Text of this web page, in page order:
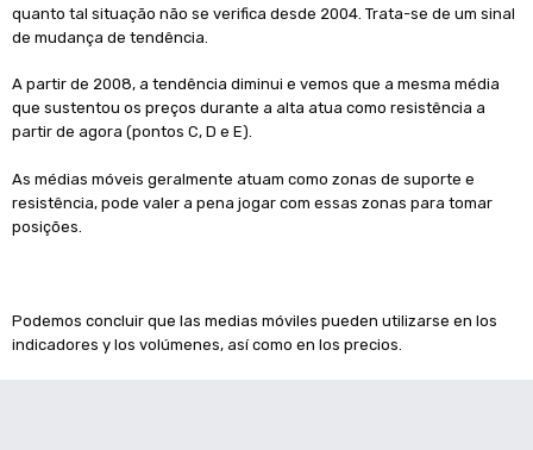
quanto tal situação não se verifica desde 2004. Trata-se de um sinal
de mudança de tendência.
A partir de 2008, a tendência diminui e vemos que a mesma média
que sustentou os preços durante a alta atua como resistência a
partir de agora (pontos C, D e E).
As médias móveis geralmente atuam como zonas de suporte e
resistência, pode valer a pena jogar com essas zonas para tomar
posições.
Podemos concluir que las medias móviles pueden utilizarse en los
indicadores y los volúmenes, así como en los precios.